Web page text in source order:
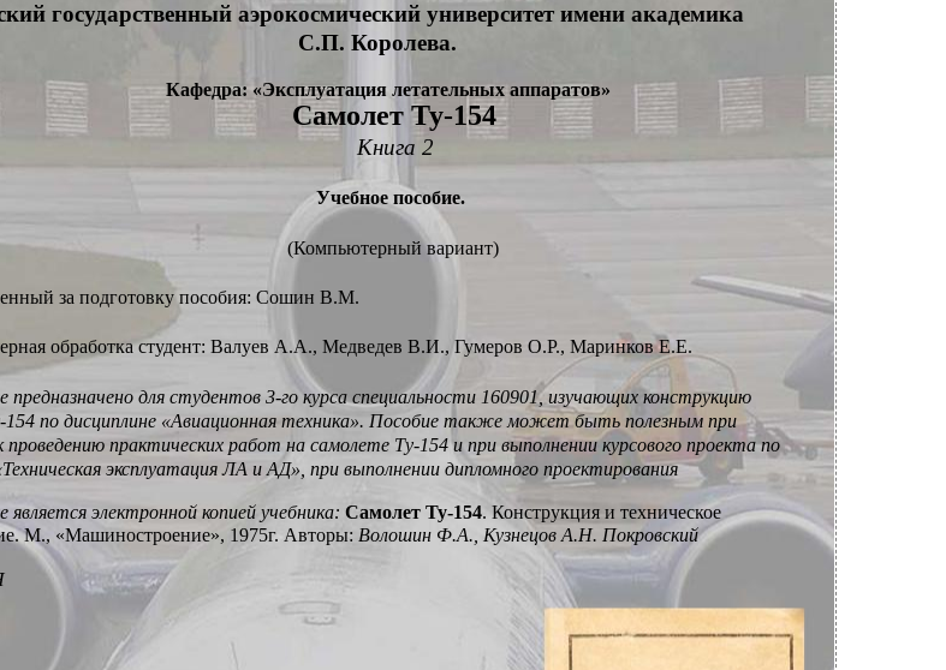
государственный аэрокосмический университет имени академика
С.П. Королева.
Кафедра: «Эксплуатация летательных аппаратов»
Самолет Ту-154
Книга 2
Учебное пособие.
(Компьютерный вариант)
за подготовку пособия: Сошин В.М.
обработка студент: Валуев А.А., Медведев В.И., Гумеров О.Р., Маринков Е.Е.
предназначено для студентов 3-го курса специальности 160901, изучающих конструкцию
154 по дисциплине «Авиационная техника». Пособие также может быть полезным при
проведению практических работ на самолете Ту-154 и при выполнении курсового проекта по
эксплуатация ЛА и АД», при выполнении дипломного проектирования
является электронной копией учебника: Самолет Ту-154. Конструкция и техническое
М., «Машиностроение», 1975г. Авторы: Волошин Ф.А., Кузнецов А.Н. Покровский